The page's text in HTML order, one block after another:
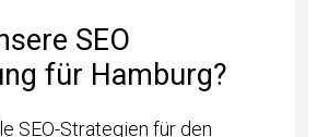
SEO
für Hamburg?
SEO-Strategien für den